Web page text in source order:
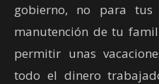
gobierno, no para tus
manutención de tu
permitir unas
todo el dinero